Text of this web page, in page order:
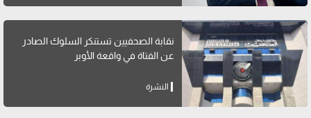
نقابة الصحفيين تستنكر السلوك الصادر
عن الفتاة في واقعة الأوبر
النشرة